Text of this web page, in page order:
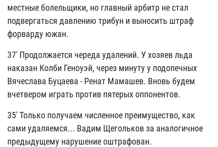
местные болельщики, но главный арбитр не стал
подвергаться давлению трибун и выносить штраф
форварду южан.
37' Продолжается череда удалений. У хозяев льда
наказан Колби Геноуэй, через минуту у подопечных
Вячеслава Буцаева - Ренат Мамашев. Вновь будем
вчетвером играть против пятерых оппонентов.
35' Только получаем численное преимущество, как
сами удаляемся... Вадим Щегольков за аналогичное
предыдущему нарушение оштрафован.